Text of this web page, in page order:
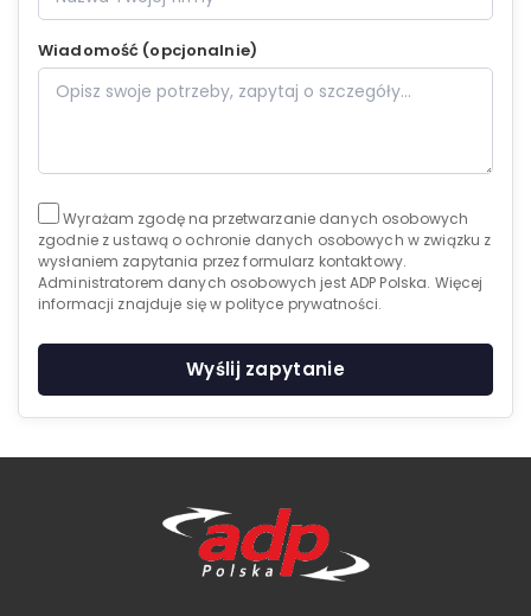
Wiadomość (opcjonalnie)
Wyrażam zgodę na przetwarzanie danych osobowych
zgodnie z ustawą o ochronie danych osobowych w związku z
wysłaniem zapytania przez formularz kontaktowy.
Administratorem danych osobowych jest ADP Polska. Więcej
informacji znajduje się w polityce prywatności.
Wyślij zapytanie